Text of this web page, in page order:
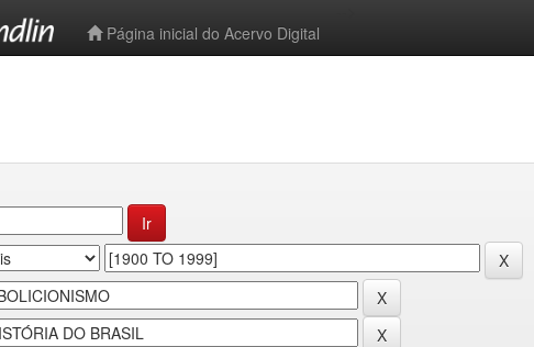
Página inicial do Acervo Digital